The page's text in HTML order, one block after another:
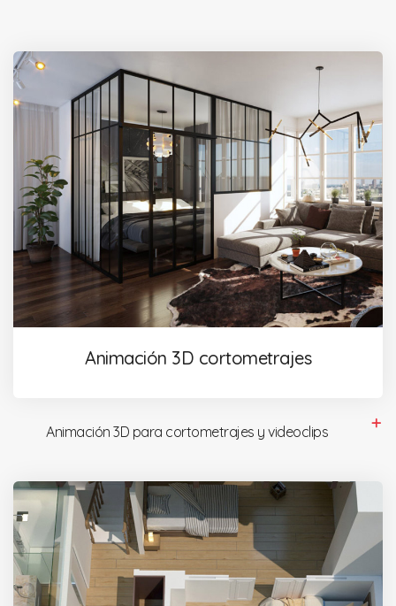
Animación 3D cortometrajes
Animación 3D para cortometrajes y videoclips